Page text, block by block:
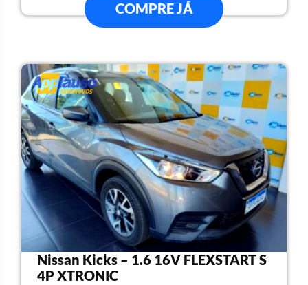
COMPRE JÁ
Nissan Kicks – 1.6 16V FLEXSTART S
4P XTRONIC